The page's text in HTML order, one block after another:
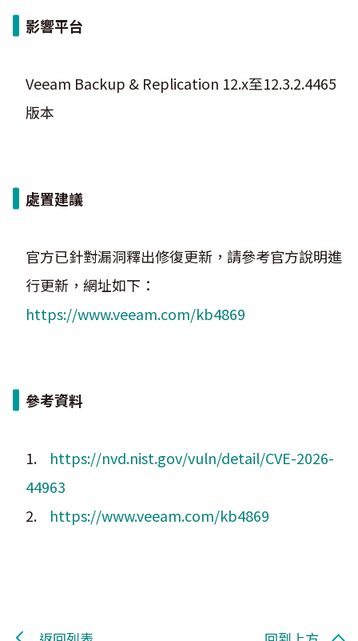
影響平台
Veeam Backup & Replication 12.x至12.3.2.4465
版本
處置建議
官方已針對漏洞釋出修復更新，請參考官方說明進
行更新，網址如下：
https://www.veeam.com/kb4869
參考資料
1. https://nvd.nist.gov/vuln/detail/CVE-2026-
44963
2. https://www.veeam.com/kb4869